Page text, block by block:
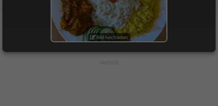
Bild hochladen